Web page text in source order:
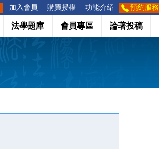
加入會員 購買授權 功能介紹 預約服務
法學題庫 會員專區 論著投稿